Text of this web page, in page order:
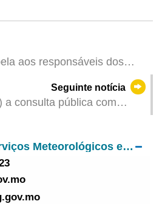
aos responsáveis dos
Seguinte notícia
a consulta pública com
Direcção dos Serviços Meteorológicos e Geofísicos